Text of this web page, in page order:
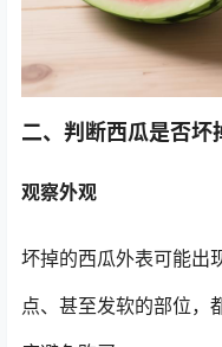
二、判断西瓜是否坏
观察外观
坏掉的西瓜外表可能出
点、甚至发软的部位，